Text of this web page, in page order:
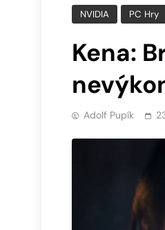
NVIDIA PC Hry
Kena:
Adolf Pupík